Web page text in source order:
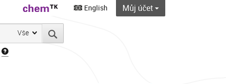
Vše
English Můj účet